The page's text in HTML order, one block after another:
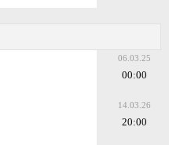
06.03.25
00:00
14.03.26
20:00